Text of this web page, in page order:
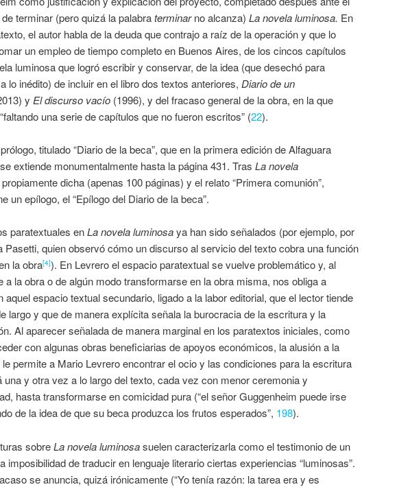
de terminar (pero quizá la palabraterminarno alcanza) La novela luminosa. En
el autor habla de la deuda que contrajo a raíz de la operación y que lo
un empleo de tiempo completo en Buenos Aires, de los cincos capítulos
luminosa que logró escribir y conservar, de la idea (que desechó para
lo inédito) de incluir en el libro dos textos anteriores, Diario de un
y El discurso vacío(1996), y del fracaso general de la obra, en la que
una serie de capítulos que no fueron escritos” (22).
titulado “Diario de la beca”, que en la primera edición de Alfaguara
extiende monumentalmente hasta la página 431. Tras La novela
propiamente dicha (apenas 100 páginas) y el relato “Primera comunión”,
un epílogo, el “Epílogo del Diario de la beca”.
paratextuales enLa novela luminosaya han sido señalados (por ejemplo, por
Pasetti, quien observó cómo un discurso al servicio del texto cobra una función
la obra[4]). En Levrero el espacio paratextual se vuelve problemático y, al
a la obra o de algún modo transformarse en la obra misma, nos obliga a
aquel espacio textual secundario, ligado a la labor editorial, que el lector tiende
largo y que de manera explícita señala la burocracia de la escritura y la
Al aparecer señalada de manera marginal en los paratextos iniciales, como
con algunas obras beneficiarias de apoyos económicos, la alusión a la
permite a Mario Levrero encontrar el ocio y las condiciones para la escritura
una y otra vez a lo largo del texto, cada vez con menor ceremonia y
hasta transformarse en comicidad pura (“el señor Guggenheim puede irse
de la idea de que su beca produzca los frutos esperados”, 198).
sobreLa novela luminosasuelen caracterizarla como el testimonio de un
imposibilidad de traducir en lenguaje literario ciertas experiencias “luminosas”.
se anuncia, quizá irónicamente (“Yo tenía razón: la tarea era y es